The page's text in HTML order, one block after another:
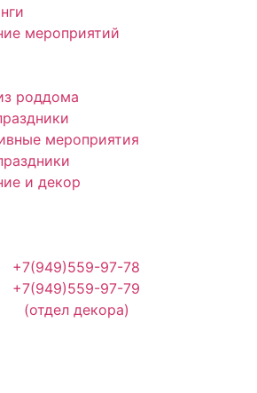
мероприятий
роддома
мероприятия
и декор
+7(949)559-97-78
+7(949)559-97-79
(отдел декора)